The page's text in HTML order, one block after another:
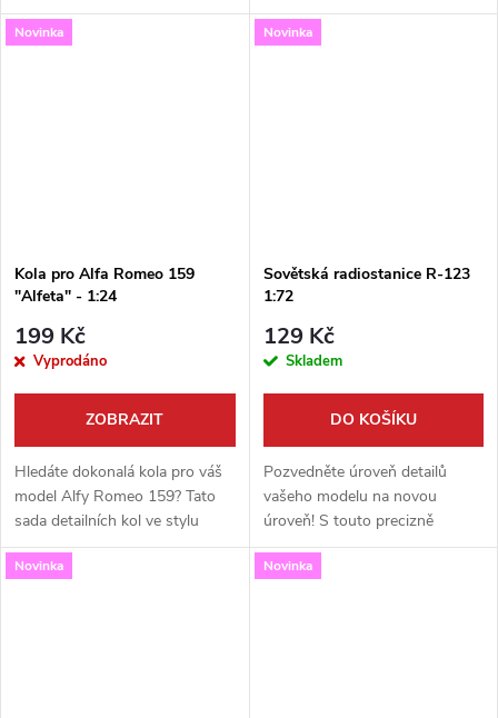
legendárního amerického
skútru Cushman - model 32 v
(ver.B) v měřítku 1:72. Tato
stavebnice od firmy Firma49
Novinka
Kola pro Alfa Romeo 159
"Alfeta" - 1:24
199 Kč
Vyprodáno
ZOBRAZIT
Hledáte dokonalá kola pro váš
model Alfy Romeo 159? Tato
sada detailních kol ve stylu
"Alfeta" od Firma49 v měřítku
1:24 je přesně to, co
Novinka
Sovětská radiostanice R-123
1:72
129 Kč
Skladem
DO KOŠÍKU
Pozvedněte úroveň detailů
vašeho modelu na novou
úroveň! S touto precizně
zpracovanou sovětskou
radiostanicí R-123 v měřítku
Novinka Novinka